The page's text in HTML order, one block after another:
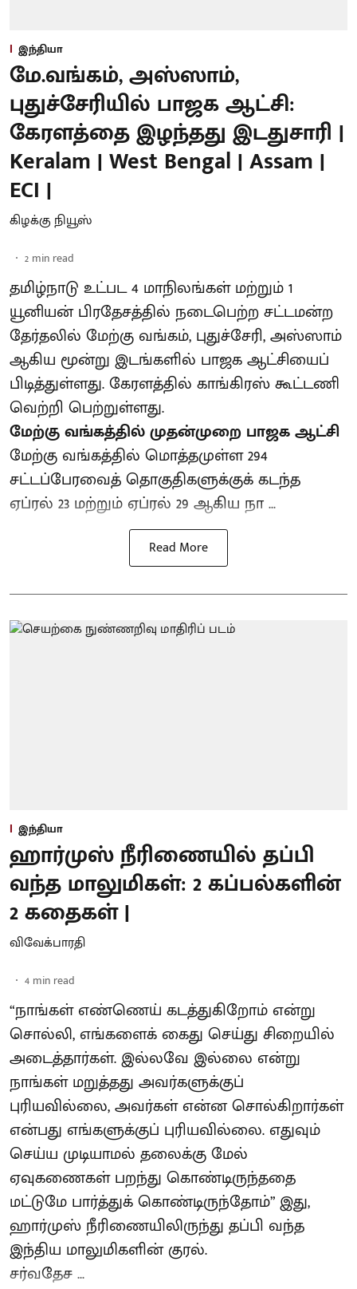
இந்தியா
மே.வங்கம், அஸ்ஸாம்,
புதுச்சேரியில் பாஜக ஆட்சி:
கேரளத்தை இழந்தது இடதுசாரி |
Keralam | West Bengal | Assam |
ECI |
கிழக்கு நியூஸ்
2 min read
தமிழ்நாடு உட்பட 4 மாநிலங்கள் மற்றும் 1
யூனியன் பிரதேசத்தில் நடைபெற்ற சட்டமன்ற
தேர்தலில் மேற்கு வங்கம், புதுச்சேரி, அஸ்ஸாம்
ஆகிய மூன்று இடங்களில் பாஜக ஆட்சியைப்
பிடித்துள்ளது. கேரளத்தில் காங்கிரஸ் கூட்டணி
வெற்றி பெற்றுள்ளது.
மேற்கு வங்கத்தில் முதன்முறை பாஜக ஆட்சி
மேற்கு வங்கத்தில் மொத்தமுள்ள 294
சட்டப்பேரவைத் தொகுதிகளுக்குக் கடந்த
ஏப்ரல் 23 மற்றும் ஏப்ரல் 29 ஆகிய நா ...
Read More
இந்தியா
ஹார்முஸ் நீரிணையில் தப்பி
வந்த மாலுமிகள்: 2 கப்பல்களின்
2 கதைகள் |
விவேக்பாரதி
4 min read
“நாங்கள் எண்ணெய் கடத்துகிறோம் என்று
சொல்லி, எங்களைக் கைது செய்து சிறையில்
அடைத்தார்கள். இல்லவே இல்லை என்று
நாங்கள் மறுத்தது அவர்களுக்குப்
புரியவில்லை, அவர்கள் என்ன சொல்கிறார்கள்
என்பது எங்களுக்குப் புரியவில்லை. எதுவும்
செய்ய முடியாமல் தலைக்கு மேல்
ஏவுகணைகள் பறந்து கொண்டிருந்ததை
மட்டுமே பார்த்துக் கொண்டிருந்தோம்” இது,
ஹார்முஸ் நீரிணையிலிருந்து தப்பி வந்த
இந்திய மாலுமிகளின் குரல்.
சர்வதேச ...